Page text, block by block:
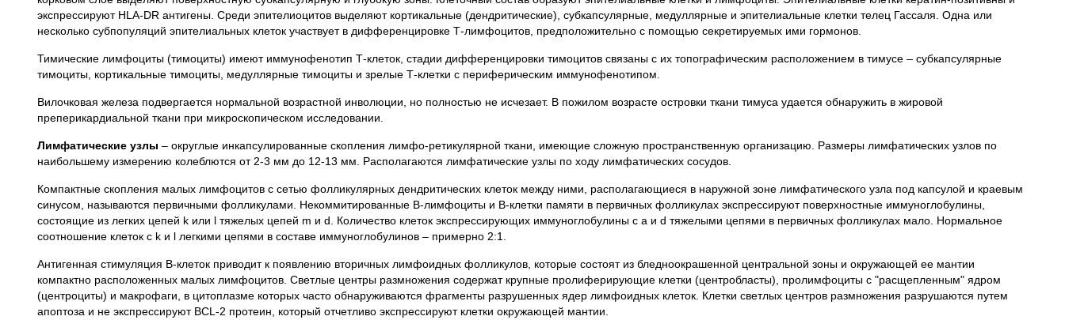
экспрессируют HLA-DR антигены. Среди эпителиоцитов выделяют кортикальные (дендритические), субкапсулярные, медуллярные и эпителиальные клетки телец Гассаля. Одна или
несколько субпопуляций эпителиальных клеток участвует в дифференцировке Т-лимфоцитов, предположительно с помощью секретируемых ими гормонов.
Тимические лимфоциты (тимоциты) имеют иммунофенотип Т-клеток, стадии дифференцировки тимоцитов связаны с их топографическим расположением в тимусе – субкапсулярные
тимоциты, кортикальные тимоциты, медуллярные тимоциты и зрелые Т-клетки с периферическим иммунофенотипом.
Вилочковая железа подвергается нормальной возрастной инволюции, но полностью не исчезает. В пожилом возрасте островки ткани тимуса удается обнаружить в жировой
преперикардиальной ткани при микроскопическом исследовании.
Лимфатические узлы – округлые инкапсулированные скопления лимфо-ретикулярной ткани, имеющие сложную пространственную организацию. Размеры лимфатических узлов по
наибольшему измерению колеблются от 2-3 мм до 12-13 мм. Располагаются лимфатические узлы по ходу лимфатических сосудов.
Компактные скопления малых лимфоцитов с сетью фолликулярных дендритических клеток между ними, располагающиеся в наружной зоне лимфатического узла под капсулой и краевым
синусом, называются первичными фолликулами. Некоммитированные В-лимфоциты и В-клетки памяти в первичных фолликулах экспрессируют поверхностные иммуноглобулины,
состоящие из легких цепей k или l тяжелых цепей m и d. Количество клеток экспрессирующих иммуноглобулины с a и d тяжелыми цепями в первичных фолликулах мало. Нормальное
соотношение клеток с k и l легкими цепями в составе иммуноглобулинов – примерно 2:1.
Антигенная стимуляция В-клеток приводит к появлению вторичных лимфоидных фолликулов, которые состоят из бледноокрашенной центральной зоны и окружающей ее мантии
компактно расположенных малых лимфоцитов. Светлые центры размножения содержат крупные пролиферирующие клетки (центробласты), пролимфоциты с "расщепленным" ядром
(центроциты) и макрофаги, в цитоплазме которых часто обнаруживаются фрагменты разрушенных ядер лимфоидных клеток. Клетки светлых центров размножения разрушаются путем
апоптоза и не экспрессируют BCL-2 протеин, который отчетливо экспрессируют клетки окружающей мантии.